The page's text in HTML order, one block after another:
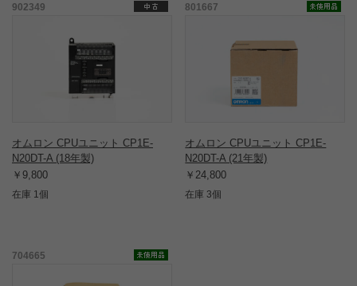
902349
オムロン CPUユニット CP1E-
N20DT-A (18年製)
￥9,800
在庫 1個
801667
オムロン CPUユニット CP1E-
N20DT-A (21年製)
￥24,800
在庫 3個
704665